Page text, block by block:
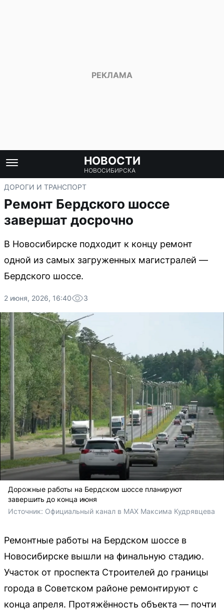
НОВОСТИ
НОВОСИБИРСКА
ДОРОГИ И ТРАНСПОРТ
Ремонт Бердского шоссе
завершат досрочно
В Новосибирске подходит к концу ремонт
одной из самых загруженных магистралей —
Бердского шоссе.
2 июня, 2026, 16:40 3
Дорожные работы на Бердском шоссе планируют
завершить до конца июня
Источник: Официальный канал в MAX Максима Кудрявцева
Ремонтные работы на Бердском шоссе в
Новосибирске вышли на финальную стадию.
Участок от проспекта Строителей до границы
города в Советском районе ремонтируют с
конца апреля. Протяжённость объекта — почти